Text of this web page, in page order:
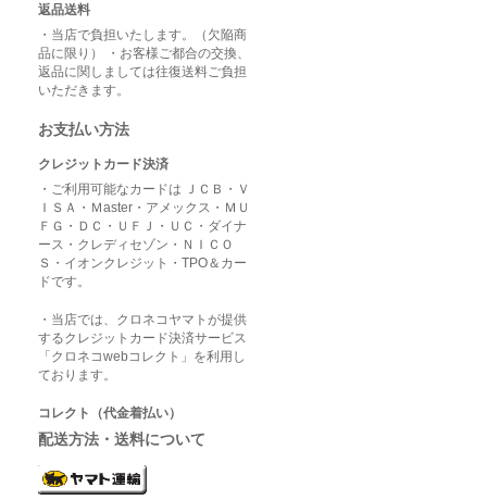
返品送料
・当店で負担いたします。（欠陥商
品に限り） ・お客様ご都合の交換、
返品に関しましては往復送料ご負担
いただきます。
お支払い方法
クレジットカード決済
・ご利用可能なカードは ＪＣＢ・Ｖ
ＩＳＡ・Ｍaster・アメックス・ＭＵ
ＦＧ・ＤＣ・ＵＦＪ・ＵＣ・ダイナ
ース・クレディセゾン・ＮＩＣＯ
Ｓ・イオンクレジット・TPO＆カー
ドです。
・当店では、クロネコヤマトが提供
するクレジットカード決済サービス
「クロネコwebコレクト」を利用し
ております。
コレクト（代金着払い）
配送方法・送料について